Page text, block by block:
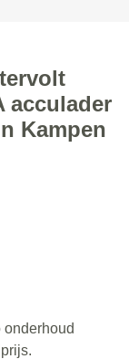
acculader
Kampen